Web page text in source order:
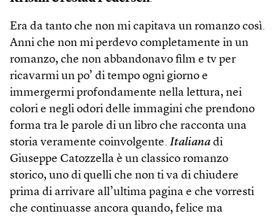
Era da tanto che non mi capitava un romanzo così.
Anni che non mi perdevo completamente in un
romanzo, che non abbandonavo film e tv per
ricavarmi un po’ di tempo ogni giorno e
immergermi profondamente nella lettura, nei
colori e negli odori delle immagini che prendono
forma tra le parole di un libro che racconta una
storia veramente coinvolgente. Italiana di
Giuseppe Catozzella è un classico romanzo
storico, uno di quelli che non ti va di chiudere
prima di arrivare all’ultima pagina e che vorresti
che continuasse ancora quando, felice ma